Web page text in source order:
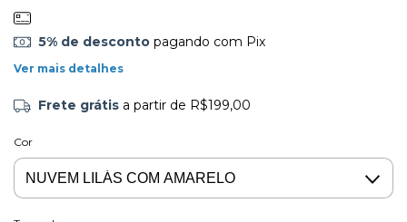
5% de descontopagando com Pix
Ver mais detalhes
Frete grátis a partir de R$199,00
Cor